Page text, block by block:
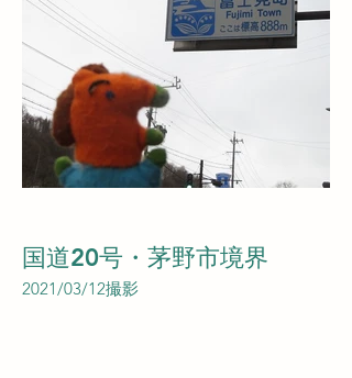
国道20号・茅野市境界
2021/03/12撮影